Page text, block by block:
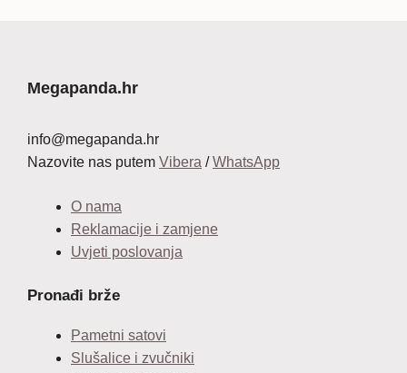
Megapanda.hr
info@megapanda.hr
Nazovite nas putem Vibera /WhatsApp
O nama
Reklamacije i zamjene
Uvjeti poslovanja
Pronađi brže
Pametni satovi
Slušalice i zvučniki